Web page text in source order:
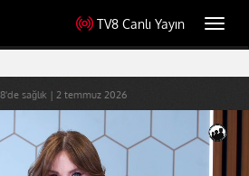
TV8 Canlı Yayın
sağlık | 2 temmuz 2026